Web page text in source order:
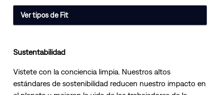
Ver tipos de Fit
Sustentabilidad
Vistete con la conciencia limpia. Nuestros altos
estándares de sostenibilidad reducen nuestro impacto en